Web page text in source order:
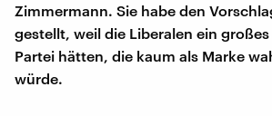
Zimmermann. Sie habe den
gestellt, weil die Liberalen ein
Partei hätten, die kaum als Marke
würde.